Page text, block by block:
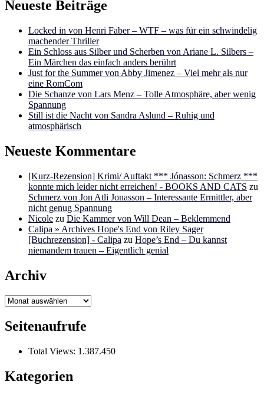
Neueste Beiträge
Locked in von Henri Faber – WTF – was für ein schwindelig
machender Thriller
Ein Schloss aus Silber und Scherben von Ariane L. Silbers –
Ein Märchen das einfach anders berührt
Just for the Summer von Abby Jimenez – Viel mehr als nur
eine RomCom
Die Schanze von Lars Menz – Tolle Atmosphäre, aber wenig
Spannung
Still ist die Nacht von Sandra Aslund – Ruhig und
atmosphärisch
Neueste Kommentare
[Kurz-Rezension] Krimi/ Auftakt *** Jónasson: Schmerz ***
konnte mich leider nicht erreichen! - BOOKS AND CATS zu
Schmerz von Jon Atli Jonasson – Interessante Ermittler, aber
nicht genug Spannung
Nicole zu Die Kammer von Will Dean – Beklemmend
Calipa » Archives Hope's End von Riley Sager
[Buchrezension] - Calipa zu Hope’s End – Du kannst
niemandem trauen – Eigentlich genial
Archiv
Archiv
Seitenaufrufe
Total Views: 1.387.450
Kategorien